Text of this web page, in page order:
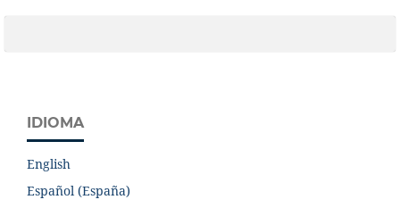
IDIOMA
English
Español (España)